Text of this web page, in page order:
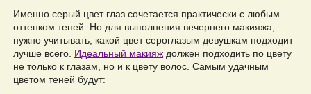
Именно серый цвет глаз сочетается практически с любым
оттенком теней. Но для выполнения вечернего макияжа,
нужно учитывать, какой цвет сероглазым девушкам подходит
лучше всего. Идеальный макияж должен подходить по цвету
не только к глазам, но и к цвету волос. Самым удачным
цветом теней будут: